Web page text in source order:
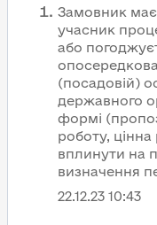
Замовник має
учасник
або
(посадовій)
державного
формі
роботу,
вплинути на
визначення
22.12.23 10:43